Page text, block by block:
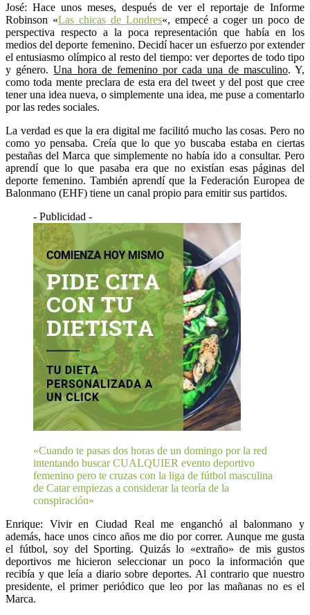
José: Hace unos meses, después de ver el reportaje de Informe
Robinson «Las chicas de Londres«, empecé a coger un poco de
perspectiva respecto a la poca representación que había en los
medios del deporte femenino. Decidí hacer un esfuerzo por extender
el entusiasmo olímpico al resto del tiempo: ver deportes de todo tipo
y género.Una hora de femenino por cada una de masculino. Y,
como toda mente preclara de esta era del tweet y del post que cree
tener una idea nueva, o simplemente una idea, me puse a comentarlo
por las redes sociales.
La verdad es que la era digital me facilitó mucho las cosas. Pero no
como yo pensaba. Creía que lo que yo buscaba estaba en ciertas
pestañas del Marca que simplemente no había ido a consultar. Pero
aprendí que lo que pasaba era que no existían esas páginas del
deporte femenino. También aprendí que la Federación Europea de
Balonmano (EHF) tiene un canal propio para emitir sus partidos.
- Publicidad -
«Cuando te pasas dos horas de un domingo por la red
intentando buscar CUALQUIER evento deportivo
femenino pero te cruzas con la liga de fútbol masculina
de Catar empiezas a considerar la teoría de la
conspiración»
Enrique: Vivir en Ciudad Real me enganchó al balonmano y
además, hace unos cinco años me dio por correr. Aunque me gusta
el fútbol, soy del Sporting. Quizás lo «extraño» de mis gustos
deportivos me hicieron seleccionar un poco la información que
recibía y que leía a diario sobre deportes. Al contrario que nuestro
presidente, el primer periódico que leo por las mañanas no es el
Marca.